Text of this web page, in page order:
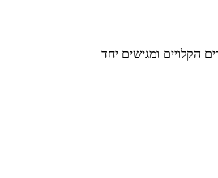
הקלויים ומגישים יחד